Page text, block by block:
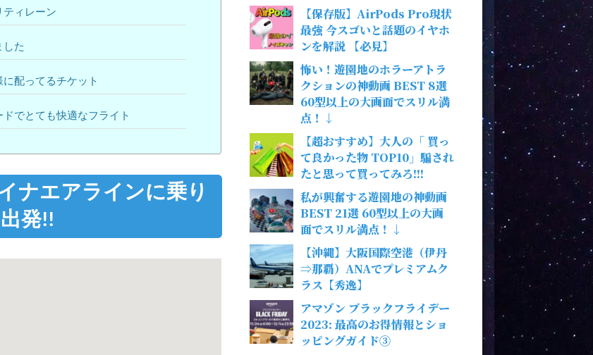
ティレーン
した
配ってるチケット
でとても快適なフライト
ナエアラインに乗り
発!!
【保存版】AirPods Pro現状
最強 今スゴいと話題のイヤホ
ンを解説 【必見】
怖い！遊園地のホラーアトラ
クションの神動画 BEST 8選
60型以上の大画面でスリル満
点！↓
【超おすすめ】大人の「 買っ
て良かった物 TOP10」騙され
たと思って買ってみろ!!!
私が興奮する遊園地の神動画
BEST 21選 60型以上の大画
面でスリル満点！↓
【沖縄】大阪国際空港（伊丹
⇒那覇）ANAでプレミアムク
ラス【秀逸】
アマゾン ブラックフライデー
2023: 最高のお得情報とショ
ッピングガイド③